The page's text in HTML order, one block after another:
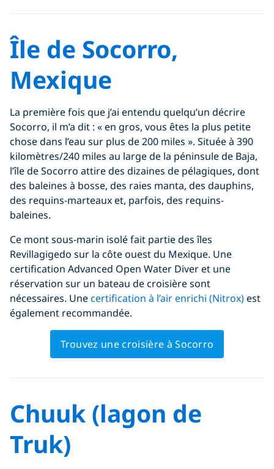
Île de Socorro,
Mexique
La première fois que j’ai entendu quelqu’un décrire
Socorro, il m’a dit : « en gros, vous êtes la plus petite
chose dans l’eau sur plus de 200 miles ». Située à 390
kilomètres/240 miles au large de la péninsule de Baja,
l’île de Socorro attire des dizaines de pélagiques, dont
des baleines à bosse, des raies manta, des dauphins,
des requins-marteaux et, parfois, des requins-
baleines.
Ce mont sous-marin isolé fait partie des îles
Revillagigedo sur la côte ouest du Mexique. Une
certification Advanced Open Water Diver et une
réservation sur un bateau de croisière sont
nécessaires. Unecertification à l’air enrichi (Nitrox)est
également recommandée.
Trouvez une croisière à Socorro
Chuuk (lagon de
Truk)